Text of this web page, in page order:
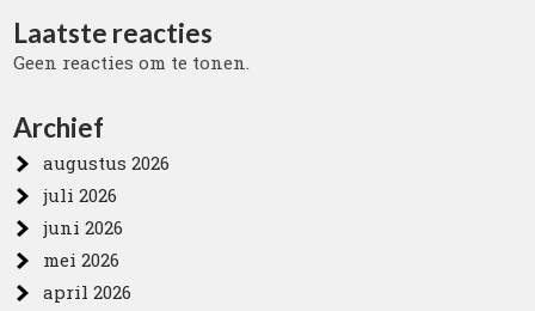
Laatste reacties
Geen reacties om te tonen.
Archief
augustus 2026
juli 2026
juni 2026
mei 2026
april 2026